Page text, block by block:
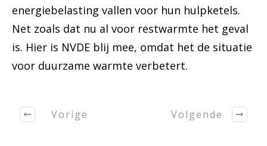
energiebelasting vallen voor hun hulpketels.
Net zoals dat nu al voor restwarmte het geval
is. Hier is NVDE blij mee, omdat het de situatie
voor duurzame warmte verbetert.
Vorige Volgende